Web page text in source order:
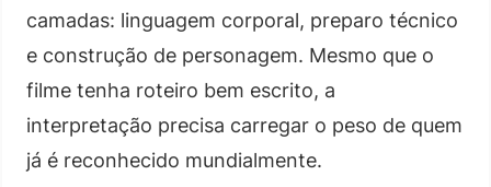
camadas: linguagem corporal, preparo técnico
e construção de personagem. Mesmo que o
filme tenha roteiro bem escrito, a
interpretação precisa carregar o peso de quem
já é reconhecido mundialmente.